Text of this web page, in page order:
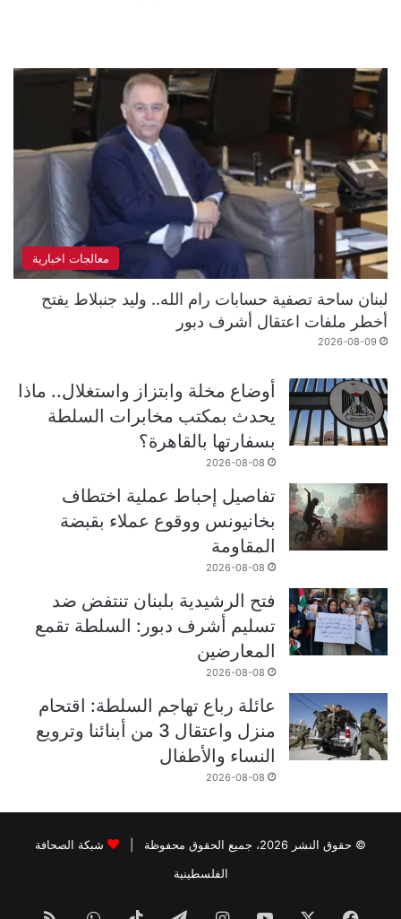
معالجات اخبارية
لبنان ساحة تصفية حسابات رام الله.. وليد جنبلاط يفتح
أخطر ملفات اعتقال أشرف دبور
2026-08-09
أوضاع مخلة وابتزاز واستغلال.. ماذا
يحدث بمكتب مخابرات السلطة
بسفارتها بالقاهرة؟
2026-08-08
تفاصيل إحباط عملية اختطاف
بخانيونس ووقوع عملاء بقبضة
المقاومة
2026-08-08
فتح الرشيدية بلبنان تنتفض ضد
تسليم أشرف دبور: السلطة تقمع
المعارضين
2026-08-08
عائلة رباع تهاجم السلطة: اقتحام
منزل واعتقال 3 من أبنائنا وترويع
النساء والأطفال
2026-08-08
© حقوق النشر 2026، جميع الحقوق محفوظة |
شبكة الصحافة
الفلسطينية